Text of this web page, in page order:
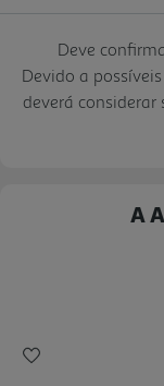
Deve
Devido a
deverá
A